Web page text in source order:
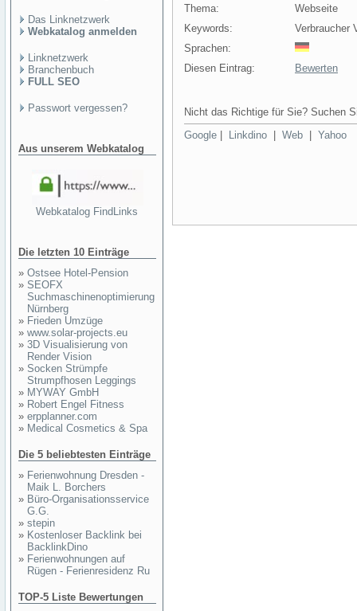
Das Linknetzwerk
Webkatalog anmelden
Linknetzwerk
Branchenbuch
FULL SEO
Passwort vergessen?
Aus unserem Webkatalog
Webkatalog FindLinks
Die letzten 10 Einträge
» Ostsee Hotel-Pension
» SEOFX
Suchmaschinenoptimierung
Nürnberg
» Frieden Umzüge
» www.solar-projects.eu
» 3D Visualisierung von
Render Vision
» Socken Strümpfe
Strumpfhosen Leggings
» MYWAY GmbH
» Robert Engel Fitness
» erpplanner.com
» Medical Cosmetics & Spa
Die 5 beliebtesten Einträge
» Ferienwohnung Dresden -
Maik L. Borchers
» Büro-Organisationsservice
G.G.
» stepin
» Kostenloser Backlink bei
BacklinkDino
» Ferienwohnungen auf
Rügen - Ferienresidenz Ru
TOP-5 Liste Bewertungen
Thema:
Webseite
Keywords:
Verbraucher
Sprachen:
Diesen Eintrag:
Bewerten
Nicht das Richtige für Sie? Suchen
Google
Linkdino Web Yahoo